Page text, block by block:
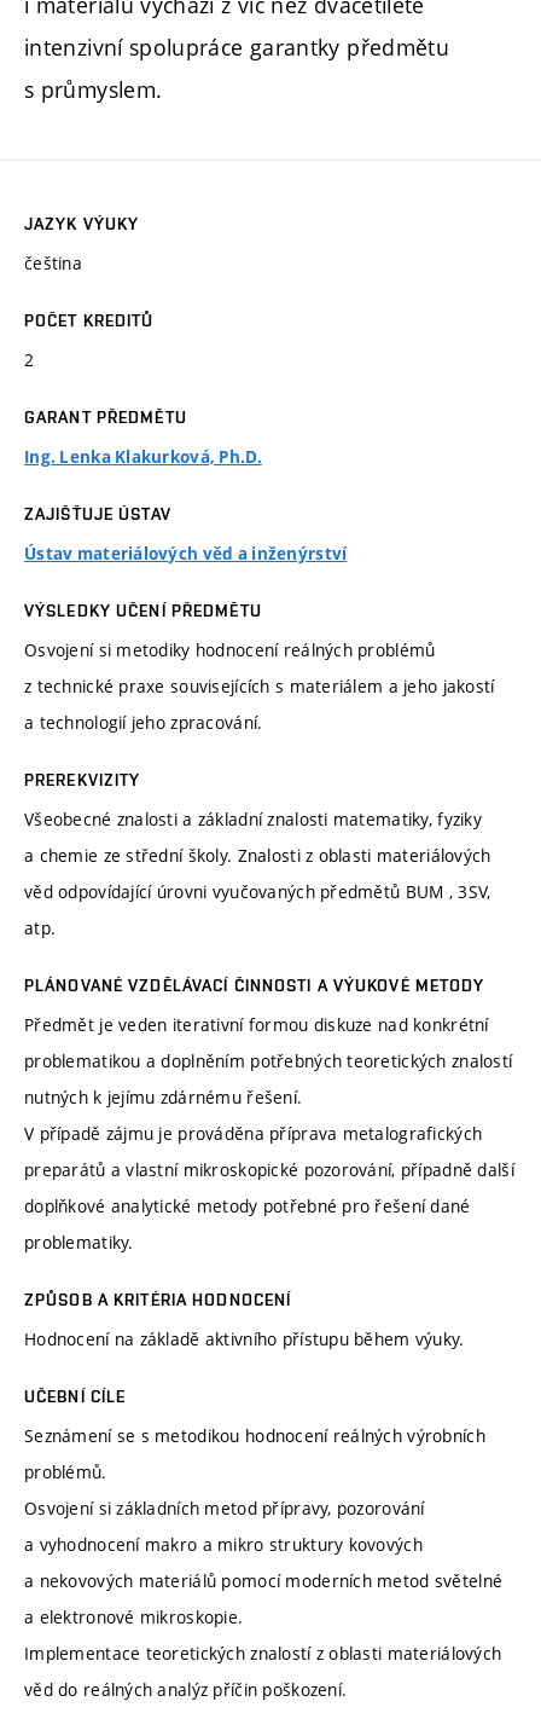
intenzivní spolupráce garantky předmětu
s průmyslem.
JAZYK VÝUKY
čeština
POČET KREDITŮ
2
GARANT PŘEDMĚTU
Ing. Lenka Klakurková, Ph.D.
ZAJIŠŤUJE ÚSTAV
Ústav materiálových věd a inženýrství
VÝSLEDKY UČENÍ PŘEDMĚTU
Osvojení si metodiky hodnocení reálných problémů
z technické praxe souvisejících s materiálem a jeho jakostí
a technologií jeho zpracování.
PREREKVIZITY
Všeobecné znalosti a základní znalosti matematiky, fyziky
a chemie ze střední školy. Znalosti z oblasti materiálových
věd odpovídající úrovni vyučovaných předmětů BUM , 3SV,
atp.
PLÁNOVANÉ VZDĚLÁVACÍ ČINNOSTI A VÝUKOVÉ METODY
Předmět je veden iterativní formou diskuze nad konkrétní
problematikou a doplněním potřebných teoretických znalostí
nutných k jejímu zdárnému řešení.
V případě zájmu je prováděna příprava metalografických
preparátů a vlastní mikroskopické pozorování, případně další
doplňkové analytické metody potřebné pro řešení dané
problematiky.
ZPŮSOB A KRITÉRIA HODNOCENÍ
Hodnocení na základě aktivního přístupu během výuky.
UČEBNÍ CÍLE
Seznámení se s metodikou hodnocení reálných výrobních
problémů.
Osvojení si základních metod přípravy, pozorování
a vyhodnocení makro a mikro struktury kovových
a nekovových materiálů pomocí moderních metod světelné
a elektronové mikroskopie.
Implementace teoretických znalostí z oblasti materiálových
věd do reálných analýz příčin poškození.